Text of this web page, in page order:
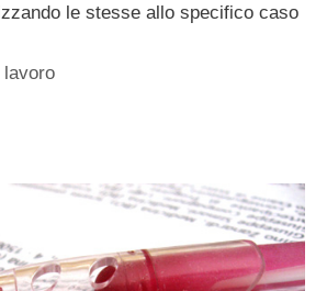
le stesse allo specifico caso
lavoro